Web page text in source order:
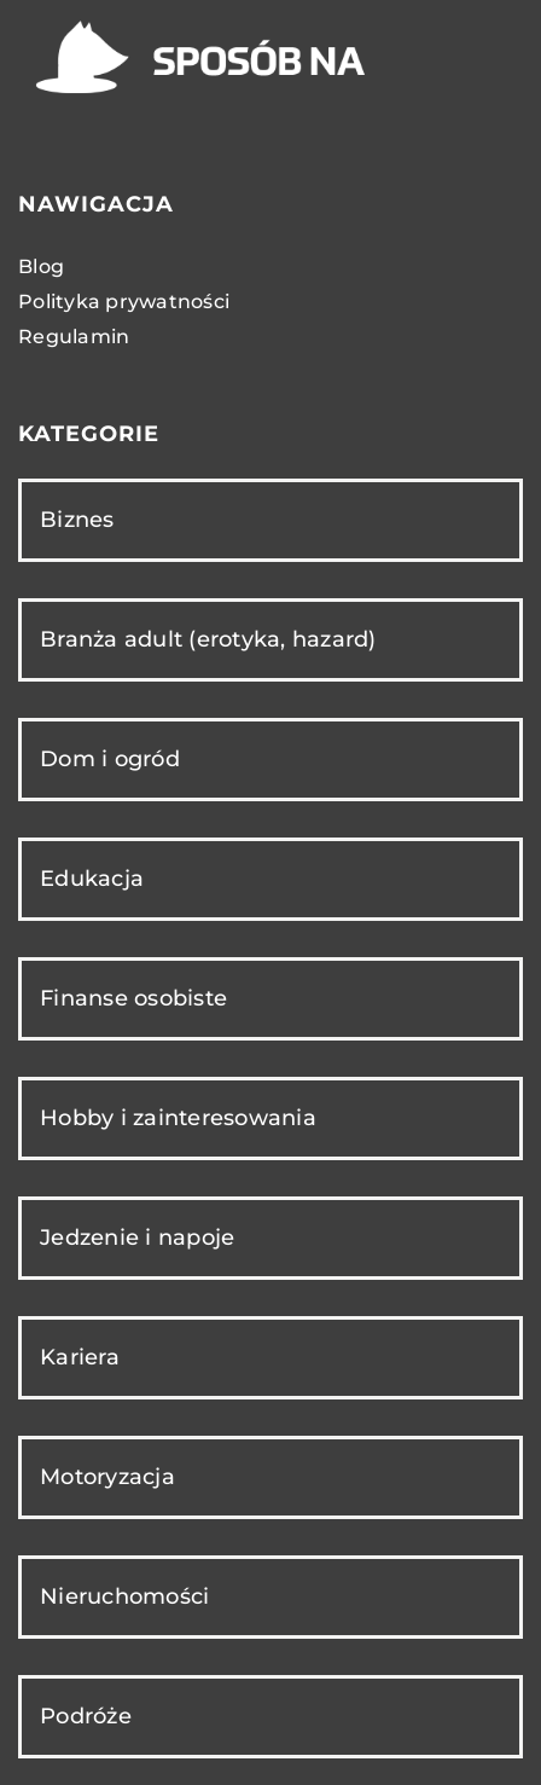
NAWIGACJA
Blog
Polityka prywatności
Regulamin
KATEGORIE
Biznes
Branża adult (erotyka, hazard)
Dom i ogród
Edukacja
Finanse osobiste
Hobby i zainteresowania
Jedzenie i napoje
Kariera
Motoryzacja
Nieruchomości
Podróże